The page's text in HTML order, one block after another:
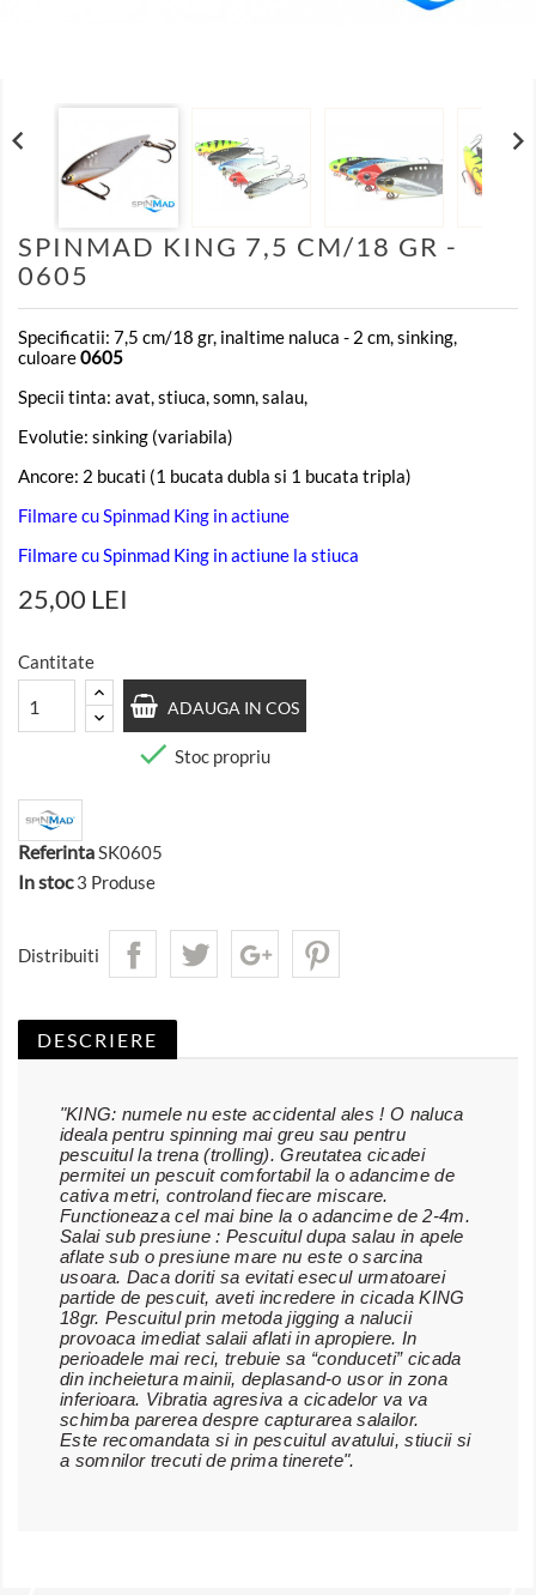
 
SPINMAD KING 7,5 CM/18 GR -
0605
Specificatii: 7,5 cm/18 gr, inaltime naluca - 2 cm, sinking,
culoare0605
Specii tinta: avat, stiuca, somn, salau,
Evolutie: sinking (variabila)
Ancore: 2 bucati (1 bucata dubla si 1 bucata tripla)
Filmare cu Spinmad King in actiune
Filmare cu Spinmad King in actiune la stiuca
25,00 LEI
Cantitate
ADAUGA IN COS
 Stoc propriu
ReferintaSK0605
In stoc 3 Produse
Distribuiti
DESCRIERE
"KING: numele nu este accidental ales ! O naluca
ideala pentru spinning mai greu sau pentru
pescuitul la trena (trolling). Greutatea cicadei
permitei un pescuit comfortabil la o adancime de
cativa metri, controland fiecare miscare.
Functioneaza cel mai bine la o adancime de 2-4m.
Salai sub presiune : Pescuitul dupa salau in apele
aflate sub o presiune mare nu este o sarcina
usoara. Daca doriti sa evitati esecul urmatoarei
partide de pescuit, aveti incredere in cicada KING
18gr. Pescuitul prin metoda jigging a nalucii
provoaca imediat salaii aflati in apropiere. In
perioadele mai reci, trebuie sa “conduceti” cicada
din incheietura mainii, deplasand-o usor in zona
inferioara. Vibratia agresiva a cicadelor va va
schimba parerea despre capturarea salailor.
Este recomandata si in pescuitul avatului, stiucii si
a somnilor trecuti de prima tinerete".